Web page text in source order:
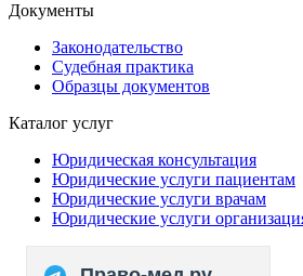
Документы
Законодательство
Судебная практика
Образцы документов
Каталог услуг
Юридическая консультация
Юридические услуги пациентам
Юридические услуги врачам
Юридические услуги